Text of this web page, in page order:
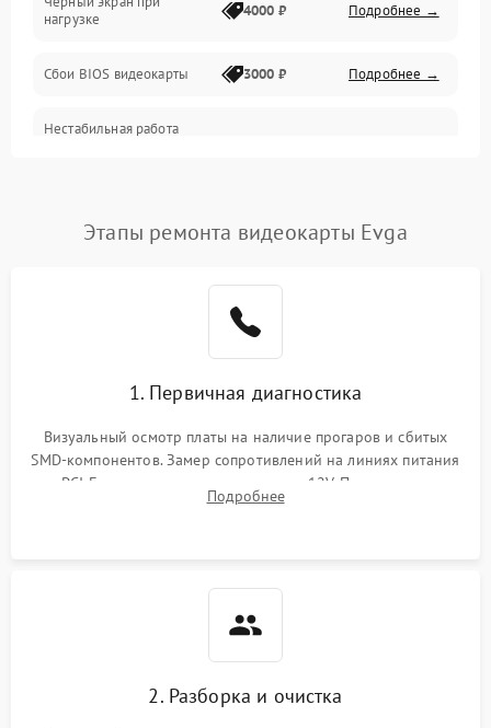
Электропитание
ПО
Электронные компоненты
Общие поломки
Механические повреждения
нагрузке
4000 ₽ Подробнее →
Сбои BIOS видеокарты 3000 ₽ Подробнее →
Нестабильная работа
Этапы ремонта видеокарты Evga
1. Первичная диагностика
Визуальный осмотр платы на наличие прогаров и сбитых
SMD-компонентов. Замер сопротивлений на линиях питания
PCI-E и дополнительных разъемах 12V. Проверка на
короткое замыкание основных дросселей питания GPU и
Подробнее
2. Разборка и очистка